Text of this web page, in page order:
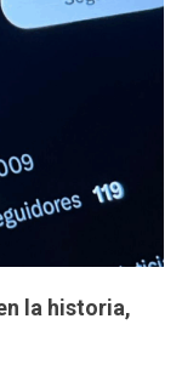
la historia,